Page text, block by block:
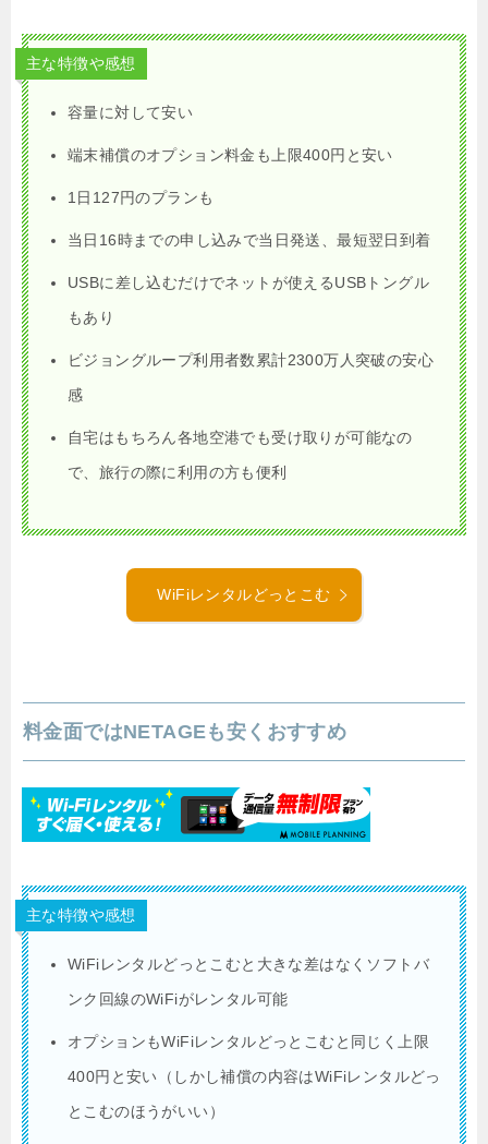
主な特徴や感想
容量に対して安い
端末補償のオプション料金も上限400円と安い
1日127円のプランも
当日16時までの申し込みで当日発送、最短翌日到着
USBに差し込むだけでネットが使えるUSBトングル
もあり
ビジョングループ利用者数累計2300万人突破の安心
感
自宅はもちろん各地空港でも受け取りが可能なの
で、旅行の際に利用の方も便利
WiFiレンタルどっとこむ
料金面ではNETAGEも安くおすすめ
主な特徴や感想
WiFiレンタルどっとこむと大きな差はなくソフトバ
ンク回線のWiFiがレンタル可能
オプションもWiFiレンタルどっとこむと同じく上限
400円と安い（しかし補償の内容はWiFiレンタルどっ
とこむのほうがいい）